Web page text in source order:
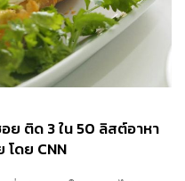
ย ติด 3 ใน 50 ลิสต์อาหา
ดย CNN